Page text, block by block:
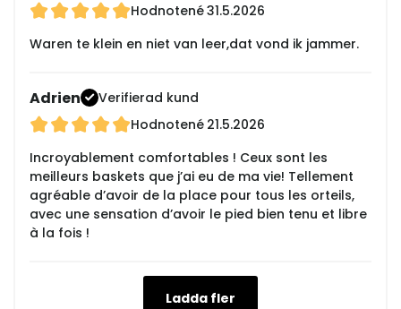
Hodnotené31.5.2026
Waren te klein en niet van leer,dat vond ik jammer.
Adrien
Verifierad kund
Hodnotené 21.5.2026
Incroyablement comfortables ! Ceux sont les
meilleurs baskets que j’ai eu de ma vie! Tellement
agréable d’avoir de la place pour tous les orteils,
avec une sensation d’avoir le pied bien tenu et libre
à la fois !
Ladda fler